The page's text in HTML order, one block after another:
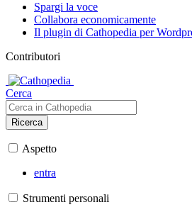
Spargi la voce
Collabora economicamente
Il plugin di Cathopedia per
Contributori
Cerca
Ricerca
Aspetto
entra
Strumenti personali